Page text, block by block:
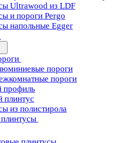
Ultrawood из LDF
и пороги Pergo
напольные Egger
пороги
пороги
профиль
плинтус
из полистирола